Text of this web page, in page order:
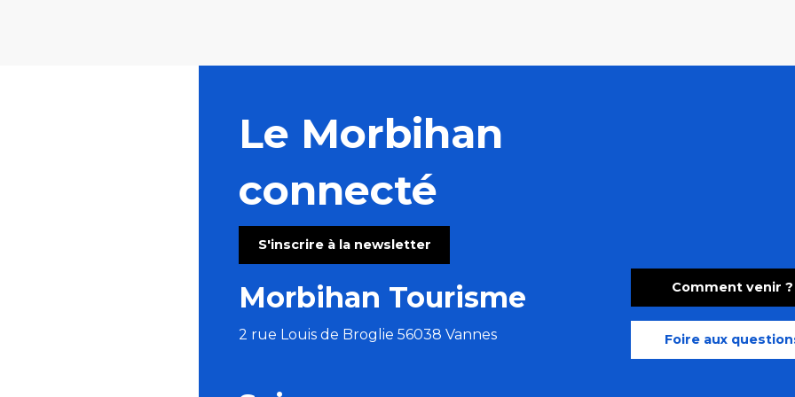
Le Morbihan
connecté
S'inscrire à la newsletter
Morbihan Tourisme
2 rue Louis de Broglie 56038 Vannes
Comment venir ?
Foire aux